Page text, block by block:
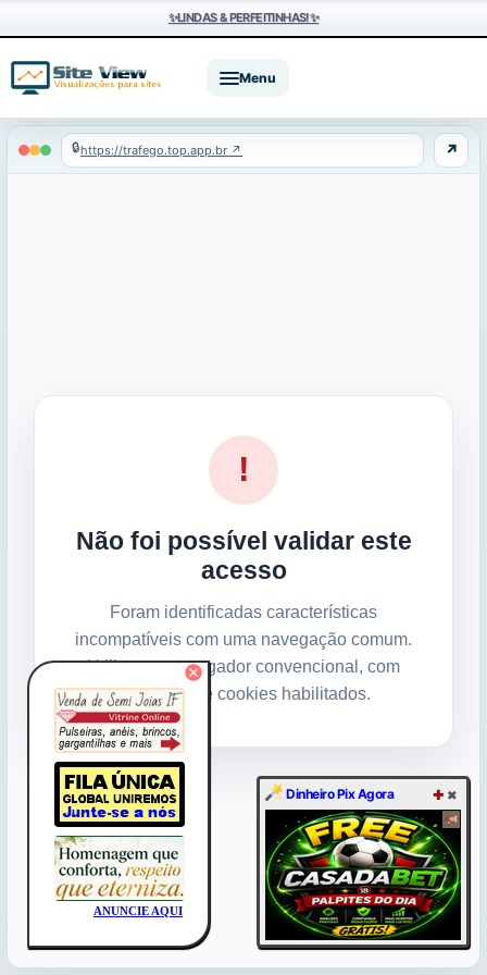
Menu
🔒https://trafego.top.app.br ↗️ ↗
Dinheiro Pix Agora ✚ ✖
✨LINDAS & PERFEITINHAS!✨